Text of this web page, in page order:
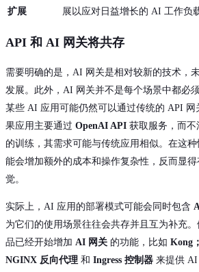
扩展
展以应对日益增长的 AI 工作负
API 和 AI 网关将共存
需要明确的是，AI 网关是相对较新的技术，
发展。此外，AI 网关并不是每个场景中都必
某些 AI 应用可能仍然可以通过传统的 API 网
果应用主要通过 OpenAI API 获取服务，而
的训练，其需求可能与传统应用相似。在这
能会增加额外的成本和操作复杂性，反而显
觉。
实际上，AI 应用的部署模式可能会同时包含
为它们的使用场景往往会共存并且互为补充
品已经开始增加 AI 网关 的功能，比如 Kong；
NGINX 反向代理 和 Ingress 控制器 来提供